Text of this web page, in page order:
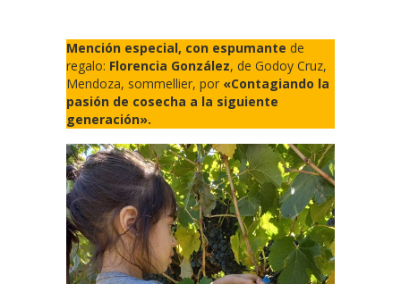
Mención especial, con espumante de
regalo: Florencia González, de Godoy Cruz,
Mendoza, sommellier, por «Contagiando la
pasión de cosecha a la siguiente
generación».